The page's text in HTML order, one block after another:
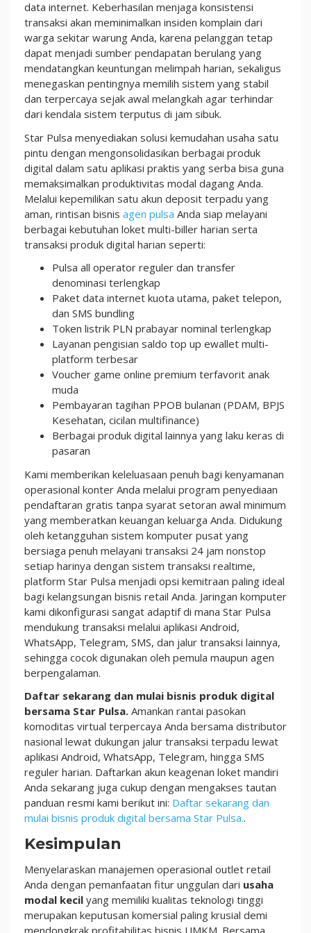
data internet. Keberhasilan menjaga konsistensi
transaksi akan meminimalkan insiden komplain dari
warga sekitar warung Anda, karena pelanggan tetap
dapat menjadi sumber pendapatan berulang yang
mendatangkan keuntungan melimpah harian, sekaligus
menegaskan pentingnya memilih sistem yang stabil
dan terpercaya sejak awal melangkah agar terhindar
dari kendala sistem terputus di jam sibuk.
Star Pulsa menyediakan solusi kemudahan usaha satu
pintu dengan mengonsolidasikan berbagai produk
digital dalam satu aplikasi praktis yang serba bisa guna
memaksimalkan produktivitas modal dagang Anda.
Melalui kepemilikan satu akun deposit terpadu yang
aman, rintisan bisnis agen pulsa Anda siap melayani
berbagai kebutuhan loket multi-biller harian serta
transaksi produk digital harian seperti:
Pulsa all operator reguler dan transfer
denominasi terlengkap
Paket data internet kuota utama, paket telepon,
dan SMS bundling
Token listrik PLN prabayar nominal terlengkap
Layanan pengisian saldo top up ewallet multi-
platform terbesar
Voucher game online premium terfavorit anak
muda
Pembayaran tagihan PPOB bulanan (PDAM, BPJS
Kesehatan, cicilan multifinance)
Berbagai produk digital lainnya yang laku keras di
pasaran
Kami memberikan keleluasaan penuh bagi kenyamanan
operasional konter Anda melalui program penyediaan
pendaftaran gratis tanpa syarat setoran awal minimum
yang memberatkan keuangan keluarga Anda. Didukung
oleh ketangguhan sistem komputer pusat yang
bersiaga penuh melayani transaksi 24 jam nonstop
setiap harinya dengan sistem transaksi realtime,
platform Star Pulsa menjadi opsi kemitraan paling ideal
bagi kelangsungan bisnis retail Anda. Jaringan komputer
kami dikonfigurasi sangat adaptif di mana Star Pulsa
mendukung transaksi melalui aplikasi Android,
WhatsApp, Telegram, SMS, dan jalur transaksi lainnya,
sehingga cocok digunakan oleh pemula maupun agen
berpengalaman.
Daftar sekarang dan mulai bisnis produk digital
bersama Star Pulsa. Amankan rantai pasokan
komoditas virtual terpercaya Anda bersama distributor
nasional lewat dukungan jalur transaksi terpadu lewat
aplikasi Android, WhatsApp, Telegram, hingga SMS
reguler harian. Daftarkan akun keagenan loket mandiri
Anda sekarang juga cukup dengan mengakses tautan
panduan resmi kami berikut ini: Daftar sekarang dan
mulai bisnis produk digital bersama Star Pulsa..
Kesimpulan
Menyelaraskan manajemen operasional outlet retail
Anda dengan pemanfaatan fitur unggulan dari usaha
modal kecil yang memiliki kualitas teknologi tinggi
merupakan keputusan komersial paling krusial demi
mendongkrak profitabilitas bisnis UMKM. Bersama